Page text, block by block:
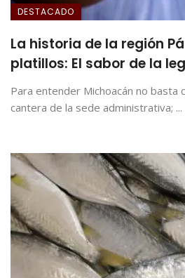
DESTACADO
La historia de la región
platillos: El sabor de la
Para entender Michoacán no basta
cantera de la sede administrativa; ...